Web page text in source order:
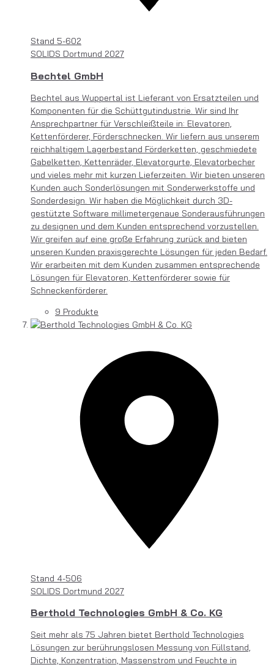
Stand 5-602
SOLIDS Dortmund 2027
Bechtel GmbH
Bechtel aus Wuppertal ist Lieferant von Ersatzteilen und
Komponenten für die Schüttgutindustrie. Wir sind Ihr
Ansprechpartner für Verschleißteile in: Elevatoren,
Kettenförderer, Förderschnecken. Wir liefern aus unserem
reichhaltigem Lagerbestand Förderketten, geschmiedete
Gabelketten, Kettenräder, Elevatorgurte, Elevatorbecher
und vieles mehr mit kurzen Lieferzeiten. Wir bieten unseren
Kunden auch Sonderlösungen mit Sonderwerkstoffe und
Sonderdesign. Wir haben die Möglichkeit durch 3D-
gestützte Software millimetergenaue Sonderausführungen
zu designen und dem Kunden entsprechend vorzustellen.
Wir greifen auf eine große Erfahrung zurück and bieten
unseren Kunden praxisgerechte Lösungen für jeden Bedarf.
Wir erarbeiten mit dem Kunden zusammen entsprechende
Lösungen für Elevatoren, Kettenförderer sowie für
Schneckenförderer.
9 Produkte
Stand 4-506
SOLIDS Dortmund 2027
Berthold Technologies GmbH & Co. KG
Seit mehr als 75 Jahren bietet Berthold Technologies
Lösungen zur berührungslosen Messung von Füllstand,
Dichte, Konzentration, Massenstrom und Feuchte in